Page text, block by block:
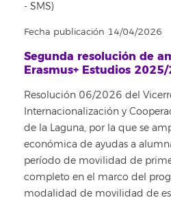
- SMS)
Fecha publicación 14/04/2026
Segunda resolución de
Erasmus+ Estudios
Resolución 06/2026 del
Internacionalización y
de la Laguna, por la que se
económica de ayudas a
período de movilidad de
completo en el marco del
modalidad de movilidad de